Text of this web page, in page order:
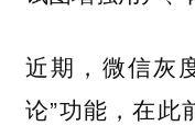
近期，微信灰
论”功能，在此